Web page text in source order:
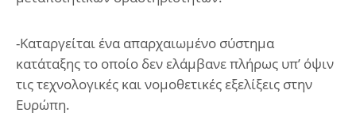
-Καταργείται ένα απαρχαιωμένο σύστημα
κατάταξης το οποίο δεν ελάμβανε πλήρως υπ’ όψιν
τις τεχνολογικές και νομοθετικές εξελίξεις στην
Ευρώπη.